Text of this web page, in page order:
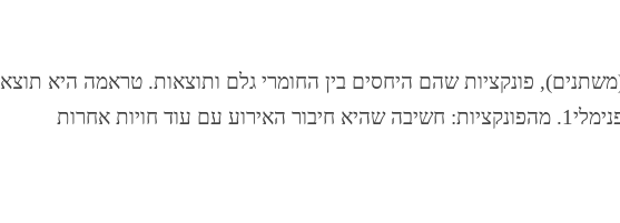
(משתנים), פונקציות שהם היחסים בין החומרי גלם ותוצאות. טראמה היא